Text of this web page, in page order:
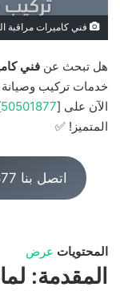
فني كاميرات مراقبة
هل تبحث عن فني
خدمات تركيب وصيانة
الآن على [50501877
المتميز! ✅
اتصل بنا 50501877
المحتويات عرض
المقدمة: